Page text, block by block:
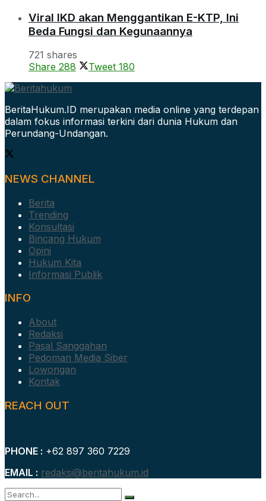
Viral IKD akan Menggantikan E-KTP, Ini
Beda Fungsi dan Kegunaannya
721 shares
Share 288 Tweet 180
BeritaHukum.ID merupakan media online yang terdepan
dalam fokus informasi terkini dari dunia Hukum dan
Perundang-Undangan.
NEWS CHANNEL
Berita
Trending
Konsultasi
Bincang Hukum
Opini
Hukum Kita
Informasi Publik
INFO
About
Redaksi
Pasal Sanggahan
Pedoman Media Siber
Lowongan
Kontak
REACH OUT
PHONE : +62 897 360 7229
EMAIL : redaksi@beritahukum.id